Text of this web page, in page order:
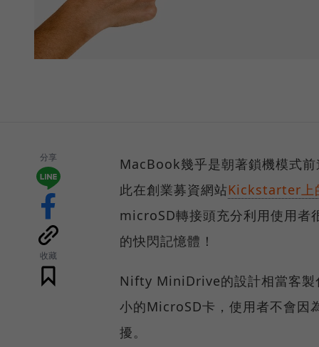
分享
收藏
MacBook幾乎是朝著鎖機模式
此在創業募資網站Kickstarter
microSD轉接頭充分利用使用
的快閃記憶體！
Nifty MiniDrive的設計相當客製
小的MicroSD卡，使用者不會因
擾。